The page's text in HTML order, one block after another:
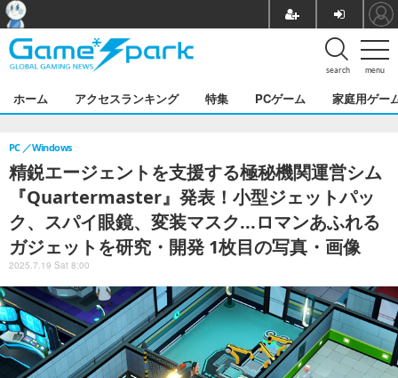
menu
search
ホーム アクセスランキング 特集 PCゲーム 家庭用ゲー
精鋭エージェントを支援する極秘機関運営シム
『Quartermaster』発表！小型ジェットパッ
ク、スパイ眼鏡、変装マスク...ロマンあふれる
ガジェットを研究・開発 1枚目の写真・画像
PC Windows
2025.7.19 Sat 8:00